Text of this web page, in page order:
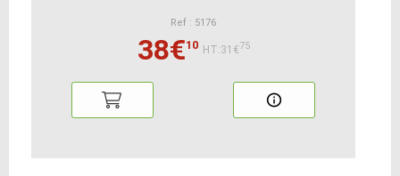
Ref : 5176
38€10 HT:31€75